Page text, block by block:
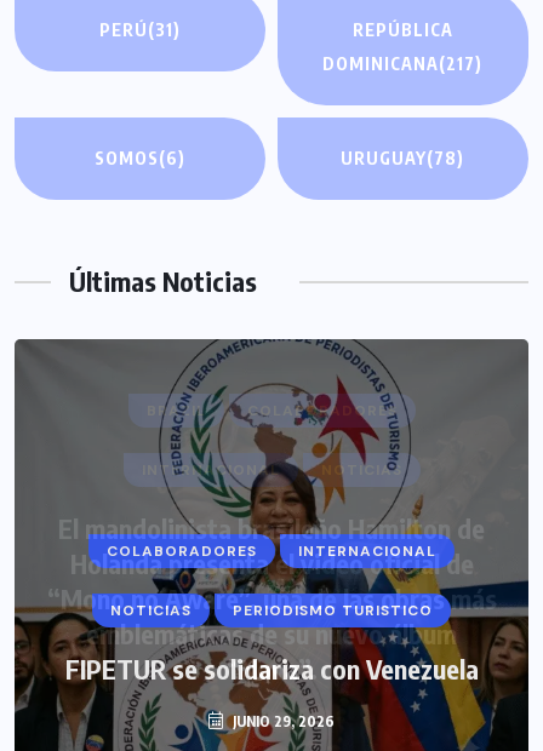
PERÚ(31)
REPÚBLICA
DOMINICANA(217)
SOMOS(6) URUGUAY(78)
Últimas Noticias
COLABORADORES INTERNACIONAL
NOTICIAS PERIODISMO TURISTICO
FIPETUR se solidariza con Venezuela
JUNIO 29, 2026